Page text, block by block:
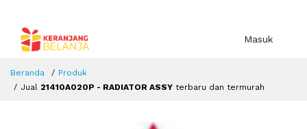
Masuk
Beranda
Produk
Jual 21410A020P - RADIATOR ASSY terbaru dan termurah